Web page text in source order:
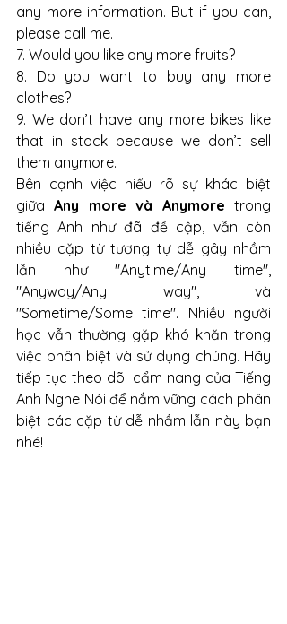
any more information. But if you can,
please call me.
7. Would you like any more fruits?
8. Do you want to buy any more
clothes?
9. We don’t have any more bikes like
that in stock because we don’t sell
them anymore.
Bên cạnh việc hiểu rõ sự khác biệt
giữa Any more và Anymore trong
tiếng Anh như đã đề cập, vẫn còn
nhiều cặp từ tương tự dễ gây nhầm
lẫn như "Anytime/Any time",
"Anyway/Any way", và
"Sometime/Some time". Nhiều người
học vẫn thường gặp khó khăn trong
việc phân biệt và sử dụng chúng. Hãy
tiếp tục theo dõi cẩm nang của Tiếng
Anh Nghe Nói để nắm vững cách phân
biệt các cặp từ dễ nhầm lẫn này bạn
nhé!